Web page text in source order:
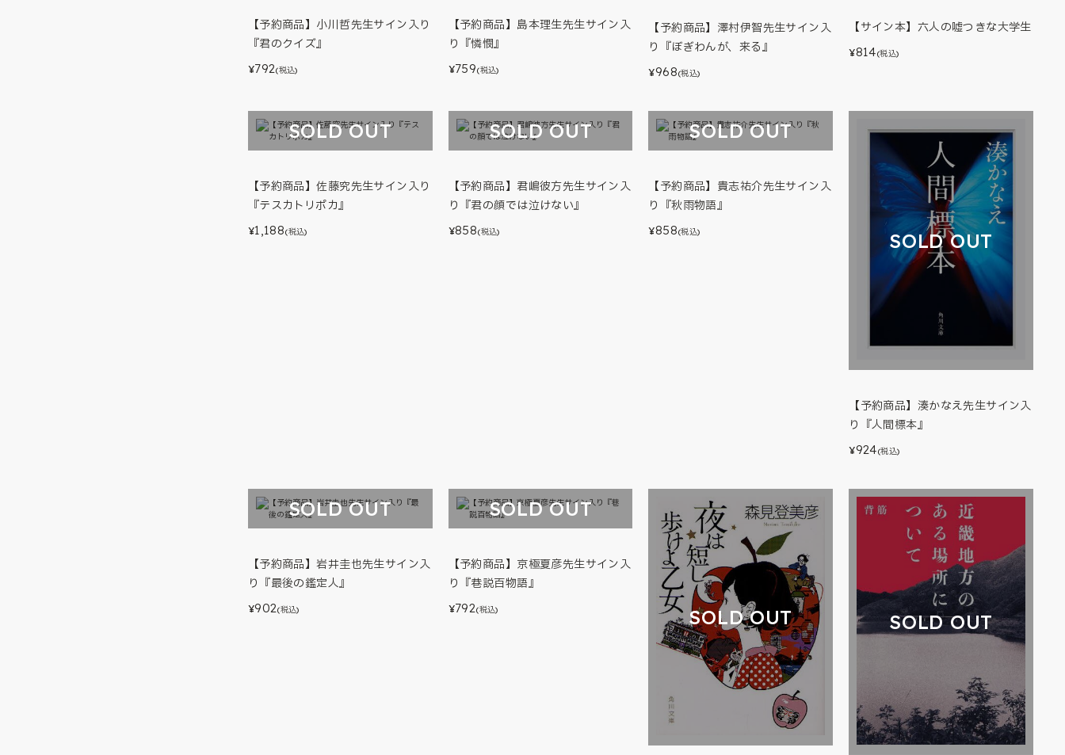
【予約商品】小川哲先生サイン入り
『君のクイズ』
¥792(税込)
【予約商品】島本理生先生サイン入
り『憐憫』
¥759(税込)
【予約商品】澤村伊智先生サイン入
り『ぼぎわんが、来る』
¥968(税込)
【サイン本】六人の嘘つきな大学生
¥814(税込)
SOLD OUT
【予約商品】佐藤究先生サイン入り
『テスカトリポカ』
¥1,188(税込)
SOLD OUT
【予約商品】君嶋彼方先生サイン入
り『君の顔では泣けない』
¥858(税込)
SOLD OUT
【予約商品】貴志祐介先生サイン入
り『秋雨物語』
¥858(税込) SOLD OUT
【予約商品】湊かなえ先生サイン入
り『人間標本』
¥924(税込)
SOLD OUT
【予約商品】岩井圭也先生サイン入
り『最後の鑑定人』
¥902(税込)
SOLD OUT
【予約商品】京極夏彦先生サイン入
り『巷説百物語』
¥792(税込) SOLD OUT SOLD OUT